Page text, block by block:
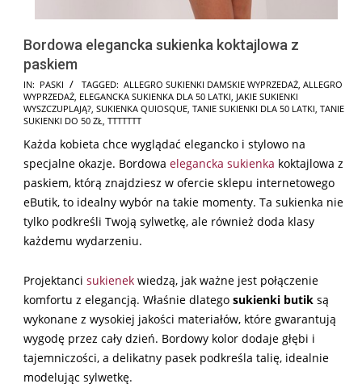
Bordowa elegancka sukienka koktajlowa z
paskiem
2025-
02-
09
IN: PASKI TAGGED: ALLEGRO SUKIENKI DAMSKIE WYPRZEDAŻ ALLEGRO
WYPRZEDAŻ ELEGANCKA SUKIENKA DLA 50 LATKI JAKIE SUKIENKI
WYSZCZUPLAJĄ? SUKIENKA QUIOSQUE TANIE SUKIENKI DLA 50 LATKI TANIE
SUKIENKI DO 50 ZŁ TTTTTTT
Każda kobieta chce wyglądać elegancko i stylowo na
specjalne okazje. Bordowa elegancka sukienka koktajlowa z
paskiem, którą znajdziesz w ofercie sklepu internetowego
eButik, to idealny wybór na takie momenty. Ta sukienka nie
tylko podkreśli Twoją sylwetkę, ale również doda klasy
każdemu wydarzeniu.
Projektanci sukienek wiedzą, jak ważne jest połączenie
komfortu z elegancją. Właśnie dlatego sukienki butik są
wykonane z wysokiej jakości materiałów, które gwarantują
wygodę przez cały dzień. Bordowy kolor dodaje głębi i
tajemniczości, a delikatny pasek podkreśla talię, idealnie
modelując sylwetkę.